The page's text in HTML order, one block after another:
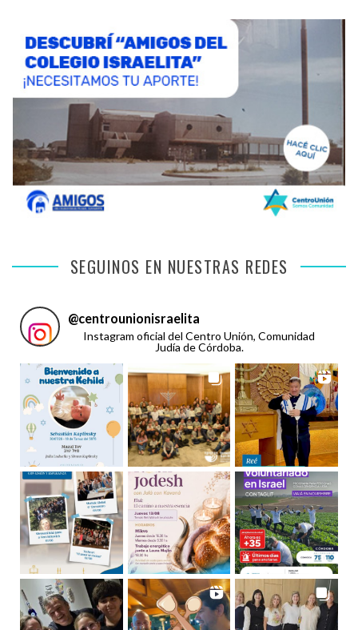
SEGUINOS EN NUESTRAS REDES
@centrounionisraelita
Instagram oficial del Centro Unión, Comunidad
Judía de Córdoba.